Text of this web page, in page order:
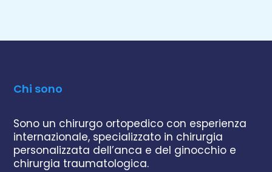
Chi sono
Sono un chirurgo ortopedico con esperienza
internazionale, specializzato in chirurgia
personalizzata dell’anca e del ginocchio e
chirurgia traumatologica.